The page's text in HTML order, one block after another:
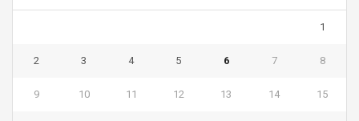
1
2 3 4 5 6 7 8
9 10 11 12 13 14 15